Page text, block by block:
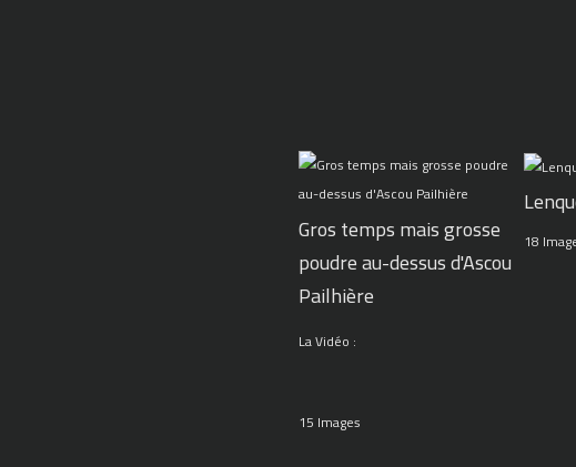
Gros temps mais grosse
poudre au-dessus d'Ascou
Pailhière
La Vidéo :
15 Images
18